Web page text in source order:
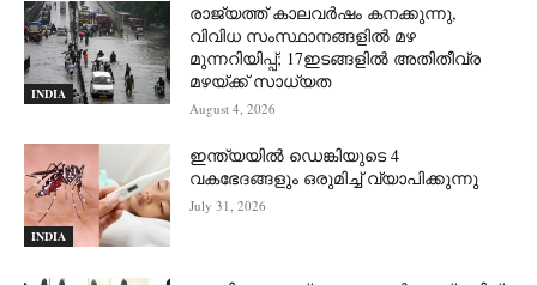
INDIA
രാജ്യത്ത് കാലവർഷം കനക്കുന്നു,
വിവിധ സംസ്ഥാനങ്ങളിൽ മഴ
മുന്നറിയിപ്പ്; 17ഇടങ്ങളിൽ അതിതീവ്ര
മഴയ്ക്ക് സാധ്യത
August 4, 2026
INDIA
ഇന്ത്യയിൽ ഡെങ്കിയുടെ 4
വകഭേദങ്ങളും ഒരുമിച്ച് വ്യാപിക്കുന്നു
July 31, 2026